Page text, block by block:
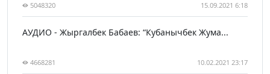
5048320 15.09.2021 6:18
АУДИО - Жыргалбек Бабаев: “Кубанычбек Жума...
4668281 10.02.2021 23:17